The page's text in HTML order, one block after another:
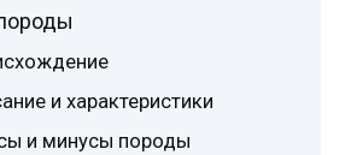
и характеристики
и минусы породы